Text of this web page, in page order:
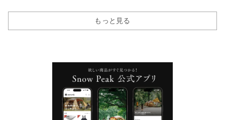
もっと見る